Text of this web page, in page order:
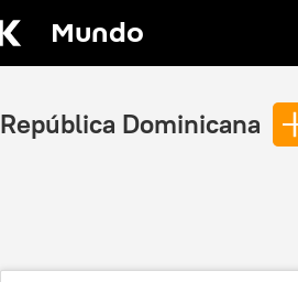
Mundo
República Dominicana